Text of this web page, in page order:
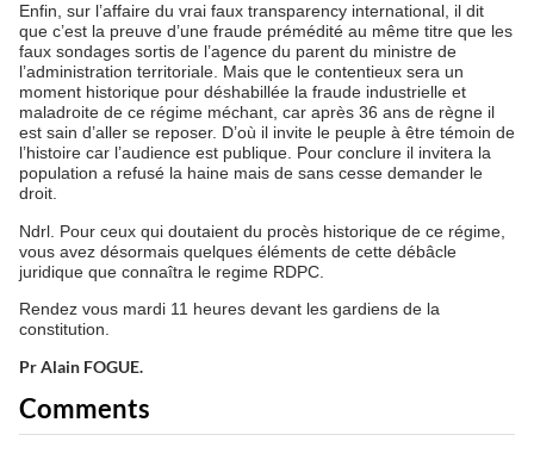
Enfin, sur l’affaire du vrai faux transparency international, il dit
que c’est la preuve d’une fraude prémédité au même titre que les
faux sondages sortis de l’agence du parent du ministre de
l’administration territoriale. Mais que le contentieux sera un
moment historique pour déshabillée la fraude industrielle et
maladroite de ce régime méchant, car après 36 ans de règne il
est sain d’aller se reposer. D’où il invite le peuple à être témoin de
l’histoire car l’audience est publique. Pour conclure il invitera la
population a refusé la haine mais de sans cesse demander le
droit.
Ndrl. Pour ceux qui doutaient du procès historique de ce régime,
vous avez désormais quelques éléments de cette débâcle
juridique que connaîtra le regime RDPC.
Rendez vous mardi 11 heures devant les gardiens de la
constitution.
Pr Alain FOGUE.
Comments